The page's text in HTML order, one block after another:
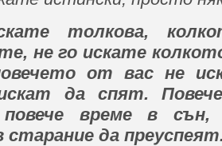
толкова,
не го искате
от вас не
да спят.
повече време в
старание да